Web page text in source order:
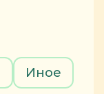
Иное